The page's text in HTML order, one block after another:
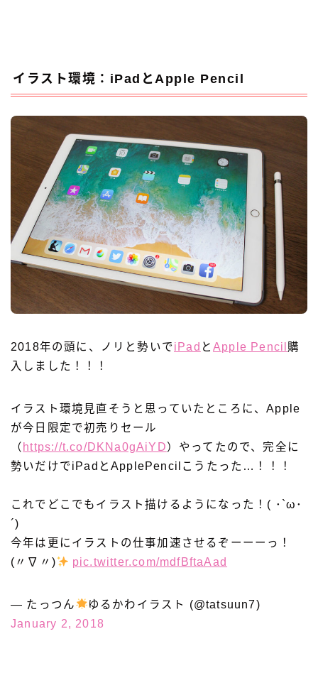
イラスト環境：iPadとApple Pencil
2018年の頭に、ノリと勢いでiPad とApple Pencil 購
入しました！！！
イラスト環境見直そうと思っていたところに、Apple
が今日限定で初売りセール
（ https://t.co/DKNa0gAiYD）やってたので、完全に
勢いだけでiPadとApplePencilこうたった…！！！
これでどこでもイラスト描けるようになった！( ･`ω･
´)
今年は更にイラストの仕事加速させるぞーーーっ！
(〃∇〃)
pic.twitter.com/mdfBftaAad
— たっつん
ゆるかわイラスト (@tatsuun7)
January 2, 2018